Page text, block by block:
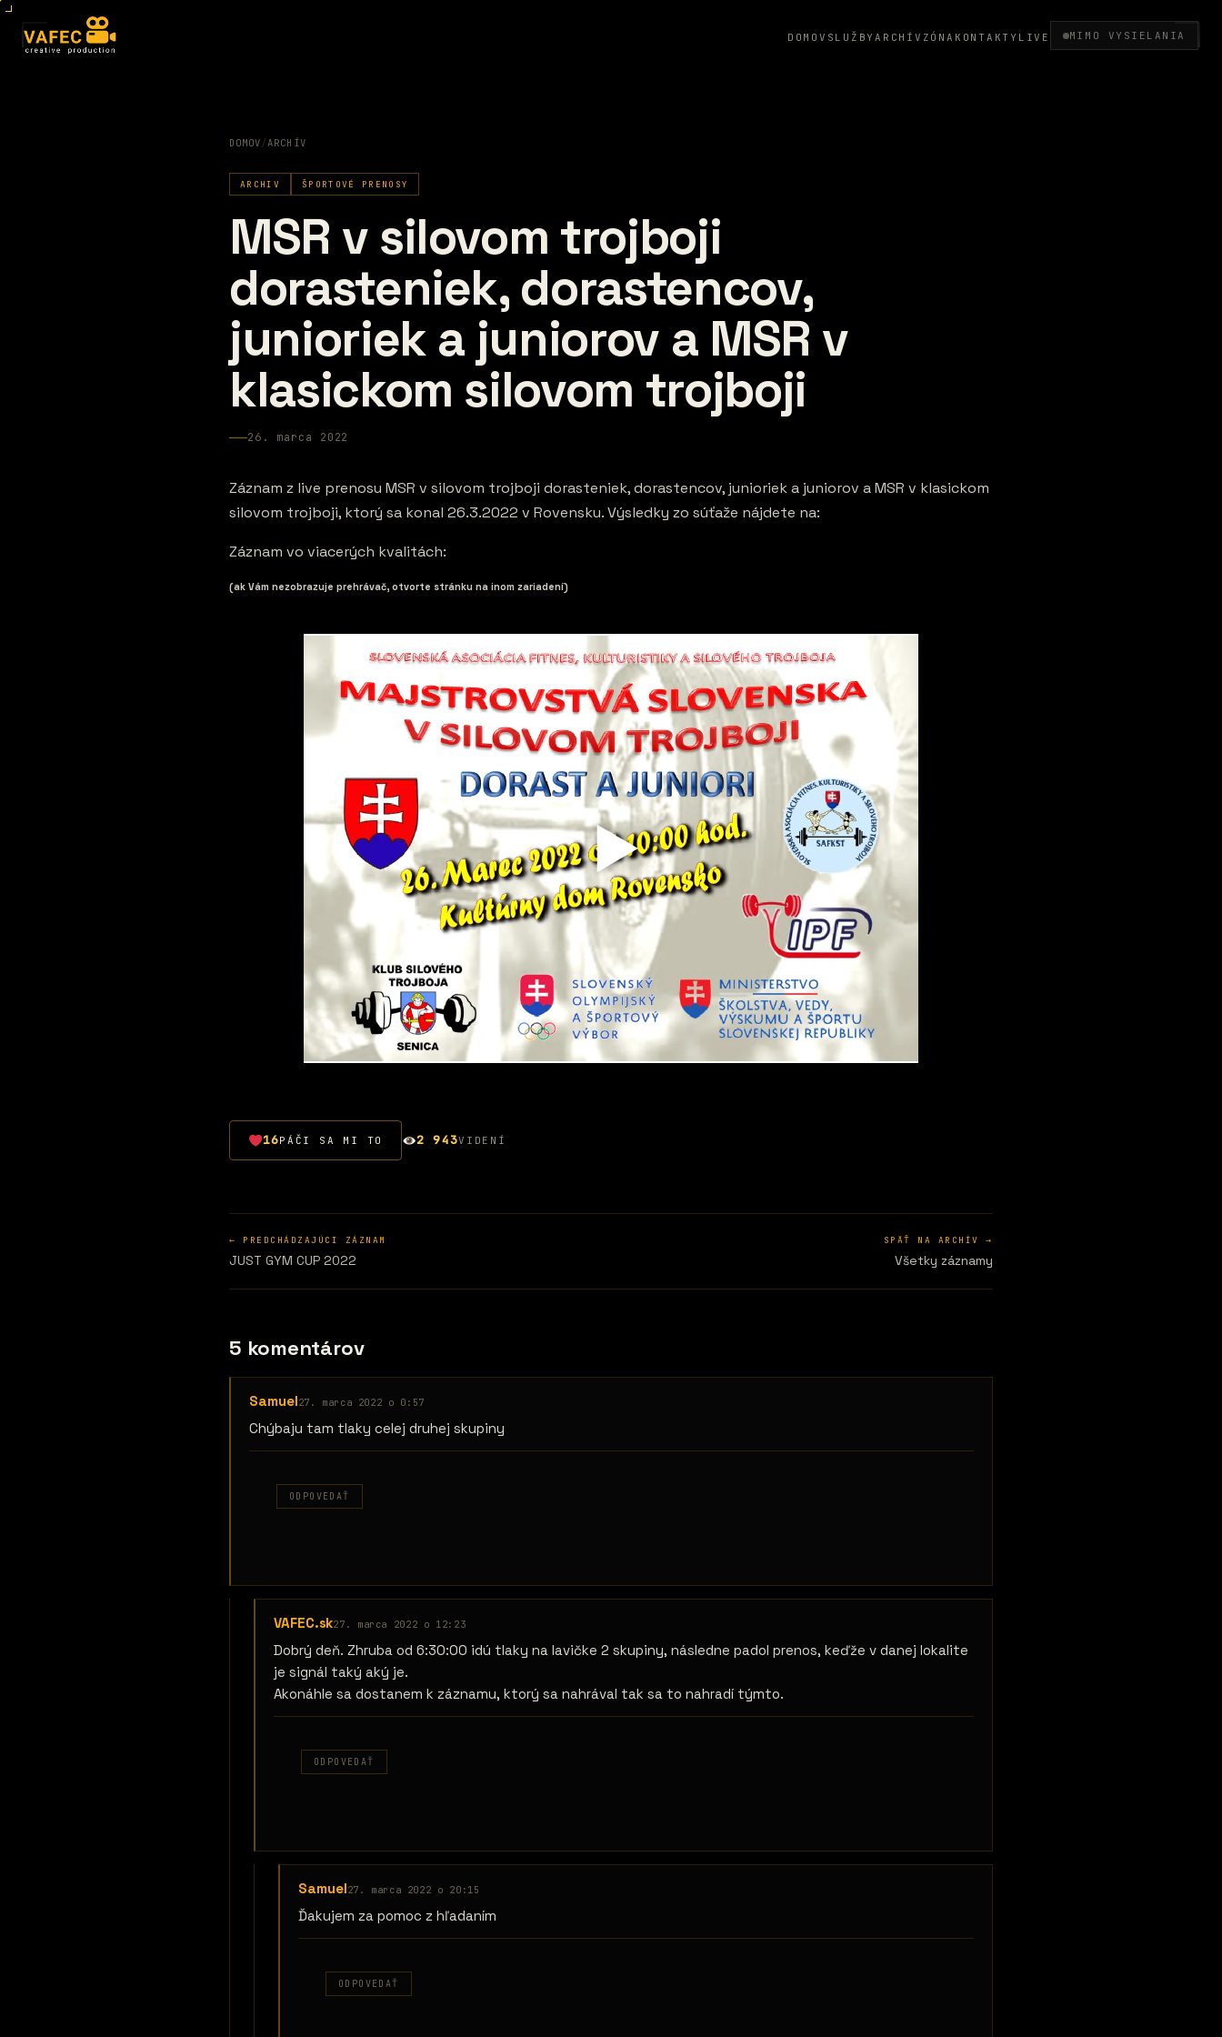
DOMOV SLUŽBY ARCHÍV ZÓNA KONTAKTY LIVE MIMO VYSIELANIA
DOMOV/ARCHÍV
ARCHIV ŠPORTOVÉ PRENOSY
MSR v silovom trojboji
dorasteniek, dorastencov,
junioriek a juniorov a MSR v
klasickom silovom trojboji
26. marca 2022
Záznam z live prenosu MSR v silovom trojboji dorasteniek, dorastencov, junioriek a juniorov a MSR v klasickom
silovom trojboji, ktorý sa konal 26.3.2022 v Rovensku. Výsledky zo súťaže nájdete na:
Záznam vo viacerých kvalitách:
(ak Vám nezobrazuje prehrávač, otvorte stránku na inom zariadení)
16PÁČI SA MI TO 2 943VIDENÍ
← PREDCHÁDZAJÚCI ZÁZNAM
JUST GYM CUP 2022
SPÄŤ NA ARCHÍV →
Všetky záznamy
5 komentárov
Samuel27. marca 2022 o 0:57
Chýbaju tam tlaky celej druhej skupiny
ODPOVEDAŤ
VAFEC.sk27. marca 2022 o 12:23
Dobrý deň. Zhruba od 6:30:00 idú tlaky na lavičke 2 skupiny, následne padol prenos, keďže v danej lokalite
je signál taký aký je.
Akonáhle sa dostanem k záznamu, ktorý sa nahrával tak sa to nahradí týmto.
ODPOVEDAŤ
Samuel27. marca 2022 o 20:15
Ďakujem za pomoc z hľadaním
ODPOVEDAŤ